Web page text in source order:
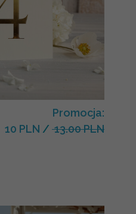
Promocja:
10 PLN / 13.00 PLN